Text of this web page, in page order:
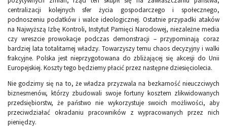
centralizacji kolejnych sfer życia gospodarczego i społecznego,
podnoszeniu podatków i walce ideologicznej. Ostatnie przypadki ataków
na Najwyższą Izbę Kontroli, Instytut Pamięci Narodowej, niezależne media
czy wreszcie prowokacje podczas demonstracji – przypominają coraz
bardziej lata totalitarnej władzy. Towarzyszy temu chaos decyzyjny i walki
frakcyjne. Polska jest nieprzygotowana do zbliżającej się akcesji do Unii
Europejskiej. Koszty tego będziemy płacić przez następne dziesięciolecia.
Nie godzimy się na to, że władza przyzwala na bezkarność nieuczciwych
biznesmenów, którzy zbudowali swoje fortuny kosztem zlikwidowanych
przedsiębiorstw, że państwo nie wykorzystuje swoich możliwości, aby
przeciwdziałać okradaniu pracowników z wypracowanych przez nich
pieniędzy.